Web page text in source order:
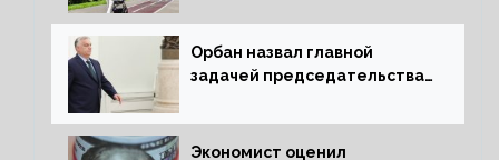
Орбан назвал главной
задачей председательства
за мир
Экономист оценил